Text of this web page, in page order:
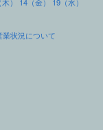
状況について